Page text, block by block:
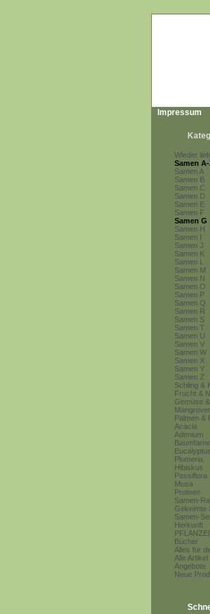
Impressum
Wieder
Samen
Samen A
Samen B
Samen C
Samen D
Samen E
Samen F
Samen G
Samen H
Samen I
Samen J
Samen K
Samen L
Samen M
Samen N
Samen O
Samen P
Samen Q
Samen R
Samen S
Samen T
Samen U
Samen V
Samen W
Samen X
Samen Y
Samen Z
Schling &
Frucht &
Gemüse
Palmen &
Acacia
Adenium
Eucalyptus
Plumeria
Hibiskus
Passiflora
Musa
Proteen
Samen-
Gekeimte
Samen-
Herkunft
Bücher
Alles für
Alle Artikel
Angebote
Neue